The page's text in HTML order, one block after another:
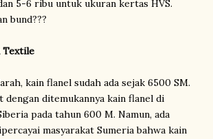
5-6 ribu untuk ukuran kertas HVS.
bund???
Textile
kain flanel sudah ada sejak 6500 SM.
ditemukannya kain flanel di
pada tahun 600 M. Namun, ada
masyarakat Sumeria bahwa kain